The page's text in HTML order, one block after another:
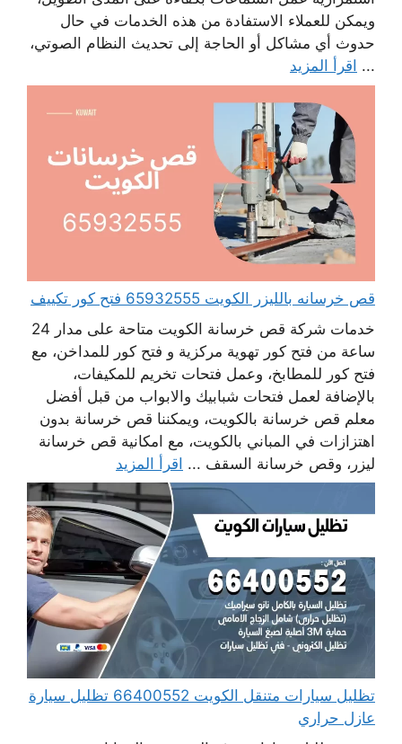
ويمكن للعملاء الاستفادة من هذه الخدمات في حال
حدوث أي مشاكل أو الحاجة إلى تحديث النظام الصوتي،
... اقرأ المزيد
قص خرسانه بالليزر الكويت 65932555 فتح كور تكييف
خدمات شركة قص خرسانة الكويت متاحة على مدار 24
ساعة من فتح كور تهوية مركزية و فتح كور للمداخن، مع
فتح كور للمطابخ، وعمل فتحات تخريم للمكيفات،
بالإضافة لعمل فتحات شبابيك والابواب من قبل أفضل
معلم قص خرسانة بالكويت، ويمكننا قص خرسانة بدون
اهتزازات في المباني بالكويت، مع امكانية قص خرسانة
ليزر، وقص خرسانة السقف ... اقرأ المزيد
تظليل سيارات متنقل الكويت 66400552 تظليل سيارة
عازل حراري